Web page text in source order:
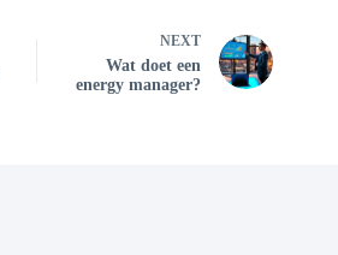
NEXT
Wat doet een
energy manager?